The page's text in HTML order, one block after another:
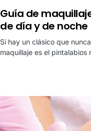
Guía de
de día y de noche
Si hay un clásico que
maquillaje es el pintalabios